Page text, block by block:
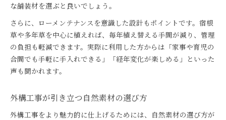
な舗装材を選ぶと良いでしょう。
さらに、ローメンテナンスを意識した設計もポイントです。宿根
草や多年草を中心に植えれば、毎年植え替える手間が減り、管理
の負担も軽減できます。実際に利用した方からは「家事や育児の
合間でも手軽に手入れできる」「経年変化が楽しめる」といった
声も聞かれます。
外構工事が引き立つ自然素材の選び方
外構工事をより魅力的に仕上げるためには、自然素材の選び方が